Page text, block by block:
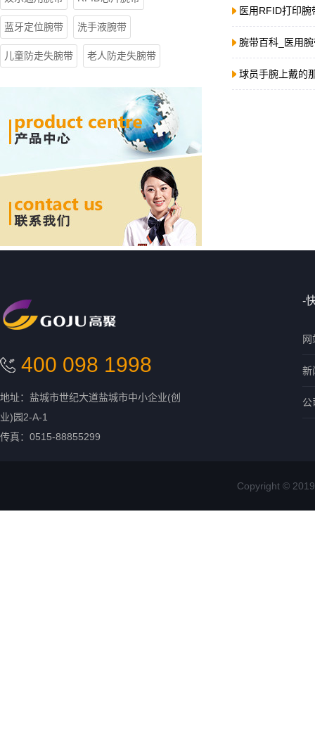
蓝牙定位腕带 洗手液腕带
儿童防走失腕带 老人防走失腕带
医用RFID打印
腕带百科_医用
球员手腕上戴的
400 098 1998
地址：盐城市世纪大道盐城市中小企业(创
业)园2-A-1
传真：0515-88855299
-
新
公
Copyright ©